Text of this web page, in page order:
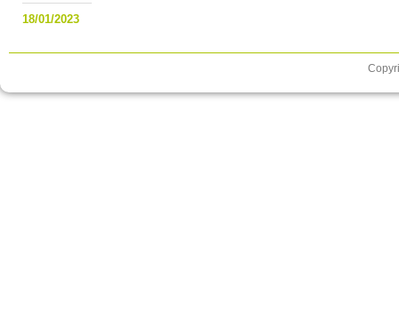
18/01/2023